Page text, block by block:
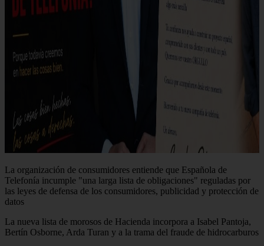
La organización de consumidores entiende que Española de
Telefonía incumple "una larga lista de obligaciones" reguladas por
las leyes de defensa de los consumidores, publicidad y protección de
datos
La nueva lista de morosos de Hacienda incorpora a Isabel Pantoja,
Bertín Osborne, Arda Turan y a la trama del fraude de hidrocarburos